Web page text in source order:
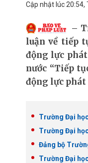
Cập nhật lúc
luận về tiếp
động lực
nước “Tiếp
động lực
Trường Đại
Trường Đại
Đảng bộ
Trường Đại